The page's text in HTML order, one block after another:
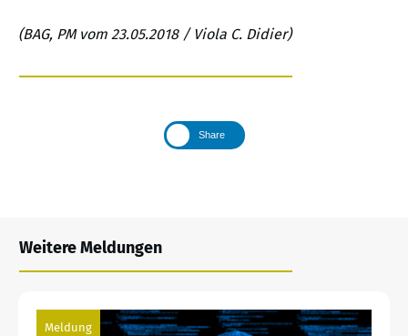
(BAG, PM vom 23.05.2018 / Viola C. Didier)
Share
Weitere Meldungen
Meldung